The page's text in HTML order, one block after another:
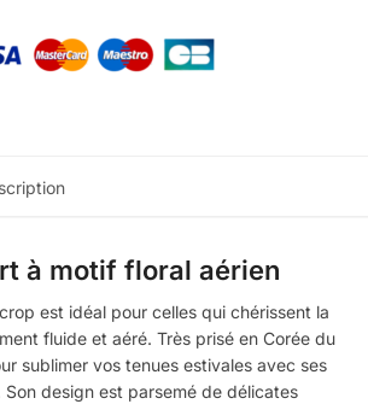
à motif floral aérien
est idéal pour celles qui chérissent la
fluide et aéré. Très prisé en Corée du
sublimer vos tenues estivales avec ses
design est parsemé de délicates